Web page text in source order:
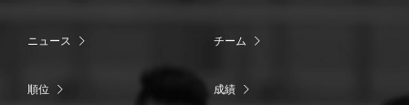
ニュース チーム
順位 成績